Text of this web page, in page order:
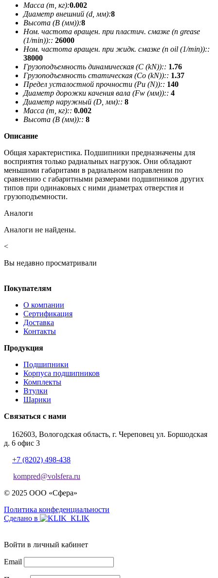
Масса (m, кг):0.002
Диаметр внешний (d, мм):8
Высота (В (мм)):8
Ном. частота вращен. при пластич. смазке (n grease
(1/min)):: 26000
Ном. частота вращен. при жидк. смазке (n oil (1/min))::
38000
Грузоподъемность динамическая (C (kN)):: 1.76
Грузоподъемность статическая (Co (kN)):: 1.37
Предел усталостной прочности (Pu (N)):: 140
Диаметр дорожки качения вала (Fw (мм)):: 4
Диаметр наружный (D, мм):: 8
Масса (m, кг):: 0.002
Высота (В (мм)):: 8
Описание
Общая характеристика. Подшипники предназначены для
восприятия только радиальных нагрузок. Они обладают
меньшими габаритами в радиальном направлении по
сравнению с габаритными размерами подшипников других
типов при одинаковых с ними диаметрах отверстия и
грузоподъемности.
Аналоги
Аналоги не найдены.
<
Вы недавно просматривали
Покупателям
О компании
Сертификация
Доставка
Контакты
Продукция
Подшипники
Корпуса подшипников
Комплекты
Втулки
Шарики
Связаться с нами
162603, Вологодская область, г. Череповец ул. Боршодская
д. 6 офис 3
+7 (8202) 498-438
kompred@volsfera.ru
© 2025 ООО «Сфера»
Политика конфеденциальности
Сделано в
Войти в личный кабинет
Email